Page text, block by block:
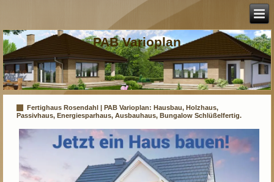
PAB Varioplan
Fertighaus Rosendahl | PAB Varioplan: Hausbau, Holzhaus,
Passivhaus, Energiesparhaus, Ausbauhaus, Bungalow Schlüßelfertig.